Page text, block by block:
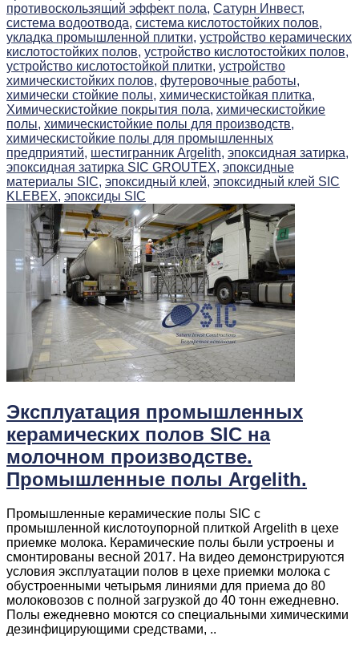
противоскользящий эффект пола, Сатурн Инвест,
система водоотвода, система кислотостойких полов,
укладка промышленной плитки, устройство керамических
кислотостойких полов, устройство кислотостойких полов,
устройство кислотостойкой плитки, устройство
химическистойких полов, футеровочные работы,
химически стойкие полы, химическистойкая плитка,
Химическистойкие покрытия пола, химическистойкие
полы, химическистойкие полы для производств,
химическистойкие полы для промышленных
предприятий, шестигранник Argelith, эпоксидная затирка,
эпоксидная затирка SIC GROUTEX, эпоксидные
материалы SIC, эпоксидный клей, эпоксидный клей SIC
KLEBEX, эпоксиды SIC
Эксплуатация промышленных
керамических полов SIC на
молочном производстве.
Промышленные полы Argelith.
Промышленные керамические полы SIC c
промышленной кислотоупорной плиткой Argelith в цехе
приемке молока. Керамические полы были устроены и
смонтированы весной 2017. На видео демонстрируются
условия эксплуатации полов в цехе приемки молока с
обустроенными четырьмя линиями для приема до 80
молоковозов с полной загрузкой до 40 тонн ежедневно.
Полы ежедневно моются со специальными химическими
дезинфицирующими средствами, ..